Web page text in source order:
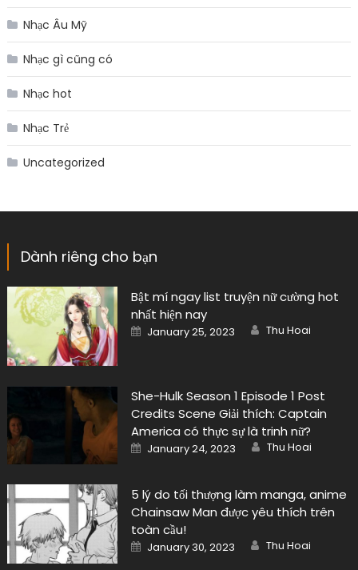
Nhạc Âu Mỹ
Nhạc gì cũng có
Nhạc hot
Nhạc Trẻ
Uncategorized
Dành riêng cho bạn
Bật mí ngay list truyện nữ cường hot
nhất hiện nay
Posted
on
January 25, 2023 Author
Thu Hoai
She-Hulk Season 1 Episode 1 Post
Credits Scene Giải thích: Captain
America có thực sự là trinh nữ?
Posted
on
January 24, 2023 Author
Thu Hoai
5 lý do tối thượng làm manga, anime
Chainsaw Man được yêu thích trên
toàn cầu!
Posted
on
January 30, 2023 Author
Thu Hoai